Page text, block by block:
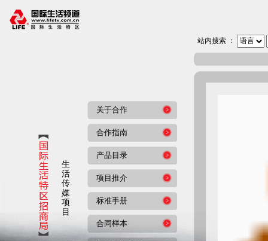
站内搜索 ：
生
活
传
媒
项
目
关于合作
合作指南
产品目录
项目推介
标准手册
合同样本